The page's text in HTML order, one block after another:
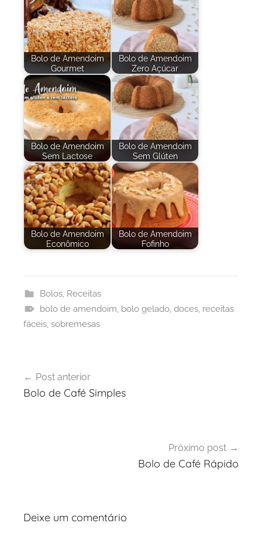
Bolo de Amendoim
Gourmet
Bolo de Amendoim
Zero Açúcar
Bolo de Amendoim
Sem Lactose
Bolo de Amendoim
Sem Glúten
Bolo de Amendoim
Econômico
Bolo de Amendoim
Fofinho
Bolos, Receitas
bolo de amendoim, bolo gelado, doces, receitas
fáceis, sobremesas
de
Post anterior
Bolo de Café Simples
Próximo post
Bolo de Café Rápido
Deixe um comentário